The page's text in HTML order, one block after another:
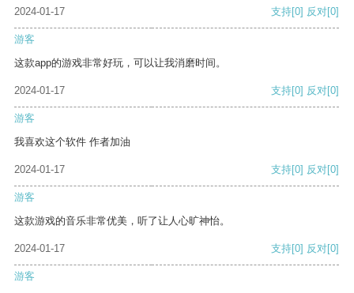
2024-01-17
支持[0] 反对[0]
游客
这款app的游戏非常好玩，可以让我消磨时间。
2024-01-17 支持[0] 反对[0]
游客
我喜欢这个软件 作者加油
2024-01-17 支持[0] 反对[0]
游客
这款游戏的音乐非常优美，听了让人心旷神怡。
2024-01-17 支持[0] 反对[0]
游客